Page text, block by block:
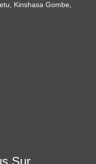
Kinshasa Gombe,
Sur